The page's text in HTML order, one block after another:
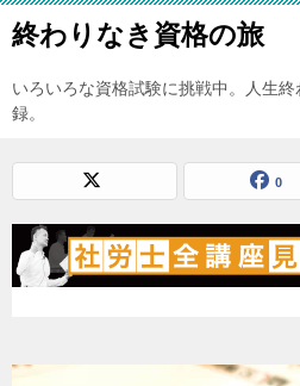
終わりなき資格の旅
いろいろな資格試験に挑戦中。人生
録。
0